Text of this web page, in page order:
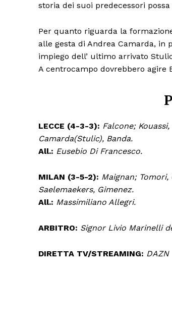
storia dei suoi predecessori
Per quanto riguarda la
alle gesta di Andrea Camarda, in
impiego dell’ ultimo arrivato
A centrocampo dovrebbero agire
LECCE (4-3-3): Falcone;
Camarda(Stulic), Banda.
All.: Eusebio Di Francesco.
MILAN (3-5-2): Maignan;
Saelemaekers, Gimenez.
All.: Massimiliano Allegri.
ARBITRO: Signor Livio Marinelli
DIRETTA TV/STREAMING: DAZN